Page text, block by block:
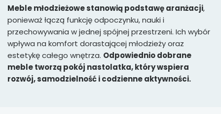
Meble młodzieżowe stanowią podstawę aranżacji,
ponieważ łączą funkcję odpoczynku, nauki i
przechowywania w jednej spójnej przestrzeni. Ich wybór
wpływa na komfort dorastającej młodzieży oraz
estetykę całego wnętrza. Odpowiednio dobrane
meble tworzą pokój nastolatka, który wspiera
rozwój, samodzielność i codzienne aktywności.